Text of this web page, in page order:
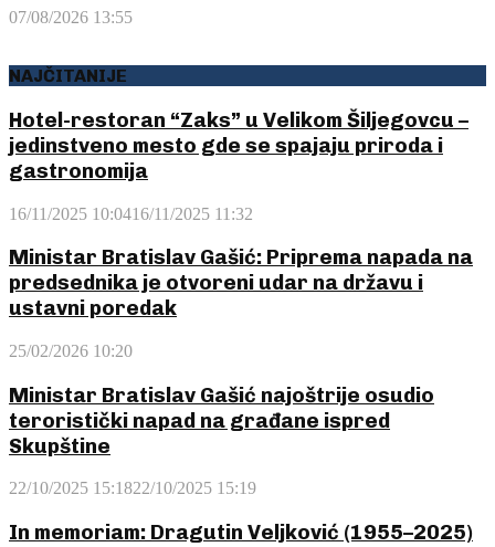
07/08/2026 13:55
NAJČITANIJE
Hotel-restoran “Zaks” u Velikom Šiljegovcu –
jedinstveno mesto gde se spajaju priroda i
gastronomija
16/11/2025 10:0416/11/2025 11:32
Ministar Bratislav Gašić: Priprema napada na
predsednika je otvoreni udar na državu i
ustavni poredak
25/02/2026 10:20
Ministar Bratislav Gašić najoštrije osudio
teroristički napad na građane ispred
Skupštine
22/10/2025 15:1822/10/2025 15:19
In memoriam: Dragutin Veljković (1955–2025)